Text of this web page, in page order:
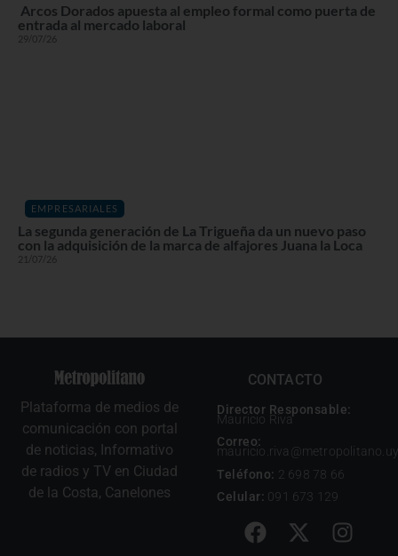
Arcos Dorados apuesta al empleo formal como puerta de
entrada al mercado laboral
29/07/26
EMPRESARIALES
La segunda generación de La Trigueña da un nuevo paso
con la adquisición de la marca de alfajores Juana la Loca
21/07/26
Plataforma de medios de
comunicación con portal
de noticias, Informativo
de radios y TV en Ciudad
de la Costa, Canelones
CONTACTO
Director Responsable:
Mauricio Riva
Correo:
mauricio.riva@metropolitano.uy
Teléfono: 2 698 78 66
Celular: 091 673 129